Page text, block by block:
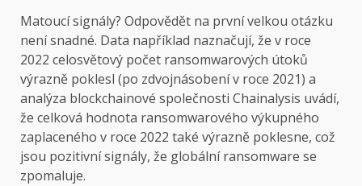
Matoucí signály? Odpovědět na první velkou otázku
není snadné. Data například naznačují, že v roce
2022 celosvětový počet ransomwarových útoků
výrazně poklesl (po zdvojnásobení v roce 2021) a
analýza blockchainové společnosti Chainalysis uvádí,
že celková hodnota ransomwarového výkupného
zaplaceného v roce 2022 také výrazně poklesne, což
jsou pozitivní signály, že globální ransomware se
zpomaluje.